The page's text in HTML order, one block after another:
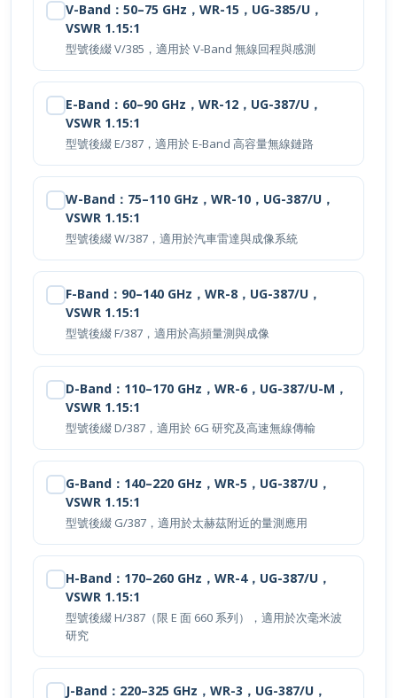
VSWR 1.15:1
型號後綴 V/385，適用於 V-Band 無線回程與感測
E-Band：60–90 GHz，WR-12，UG-387/U，
VSWR 1.15:1
型號後綴 E/387，適用於 E-Band 高容量無線鏈路
W-Band：75–110 GHz，WR-10，UG-387/U，
VSWR 1.15:1
型號後綴 W/387，適用於汽車雷達與成像系統
F-Band：90–140 GHz，WR-8，UG-387/U，
VSWR 1.15:1
型號後綴 F/387，適用於高頻量測與成像
D-Band：110–170 GHz，WR-6，UG-387/U-M，
VSWR 1.15:1
型號後綴 D/387，適用於 6G 研究及高速無線傳輸
G-Band：140–220 GHz，WR-5，UG-387/U，
VSWR 1.15:1
型號後綴 G/387，適用於太赫茲附近的量測應用
H-Band：170–260 GHz，WR-4，UG-387/U，
VSWR 1.15:1
型號後綴 H/387（限 E 面 660 系列），適用於次毫米波
研究
J-Band：220–325 GHz，WR-3，UG-387/U，
VSWR 1.15:1